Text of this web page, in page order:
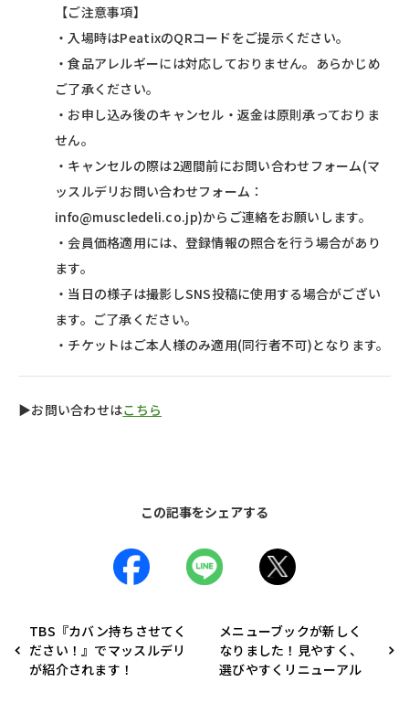
【ご注意事項】
・入場時はPeatixのQRコードをご提示ください。
・食品アレルギーには対応しておりません。あらかじめ
ご了承ください。
・お申し込み後のキャンセル・返金は原則承っておりま
せん。
・キャンセルの際は2週間前にお問い合わせフォーム(マ
ッスルデリお問い合わせフォーム：
info@muscledeli.co.jp)からご連絡をお願いします。
・会員価格適用には、登録情報の照合を行う場合があり
ます。
・当日の様子は撮影しSNS投稿に使用する場合がござい
ます。ご了承ください。
・チケットはご本人様のみ適用(同行者不可)となります。
▶お問い合わせはこちら
この記事をシェアする
TBS『カバン持ちさせてく
ださい！』でマッスルデリ
が紹介されます！
メニューブックが新しく
なりました！見やすく、
選びやすくリニューアル